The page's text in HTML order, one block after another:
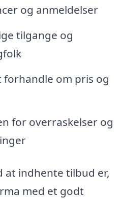
og anmeldelser
tilgange og
om pris og
for overraskelser og
at indhente tilbud er,
med et godt